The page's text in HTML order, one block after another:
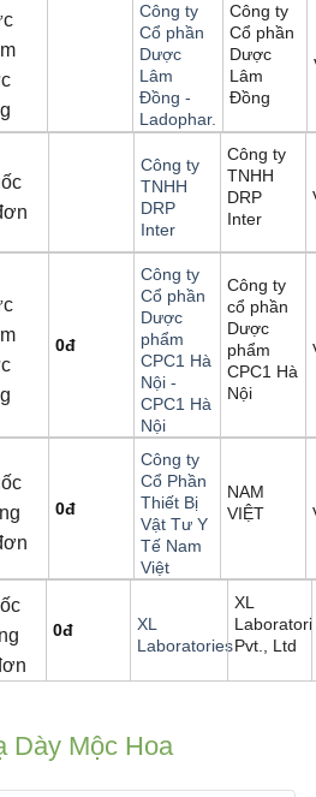
Công ty
Cổ phần
Dược
Lâm
Đồng -
Ladophar.
Công ty
Cổ phần
Dược
Lâm
Đồng
Công ty
TNHH
DRP
Inter
Công ty
TNHH
DRP
Inter
0đ
Công ty
Cổ phần
Dược
phẩm
CPC1 Hà
Nội -
CPC1 Hà
Nội
Công ty
cổ phần
Dược
phẩm
CPC1 Hà
Nội
0đ
Công ty
Cổ Phần
Thiết Bị
Vật Tư Y
Tế Nam
Việt
NAM
VIỆT
0đ
XL
Laboratories
XL
Pvt., Ltd
Dày Mộc Hoa